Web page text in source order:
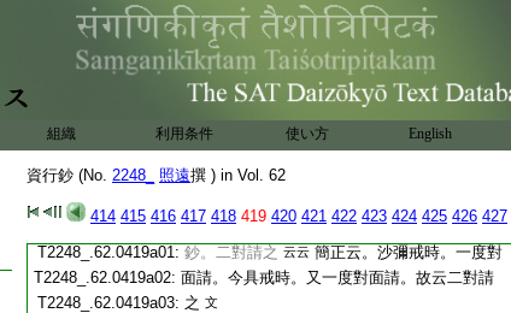
組織 利用条件 使い方 English
資行鈔 (No. 2248_ 照遠撰 ) in Vol. 62
414 415 416 417 418 419 420 421 422 423 424 425 426 427
T2248_.62.0418c21:等也。請依止對答云。與汝依止莫放逸。此
T2248_.62.0418c22: 等強不隨一。故與古意意異也
T2248_.62.0418c23: 記。若言去 云云
此承。今云去事也。起同
也
T2248_.62.0418c26:資篇。即能可是善。自條莫放逸。善哉起去。
T2248_.62.0418c27: 與汝作
義苑記同今引
T2248_.62.0418c29: 清淨。或可後和尚犯戒。故云無徳 文
T2248_.62.0419a01: 鈔。二對請之 云云 簡正云。沙彌戒時。一度對
T2248_.62.0419a02: 面請。今具戒時。又一度對面請。故云二對請
T2248_.62.0419a03: 之 文